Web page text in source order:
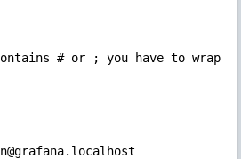
# or ; you have to wrap